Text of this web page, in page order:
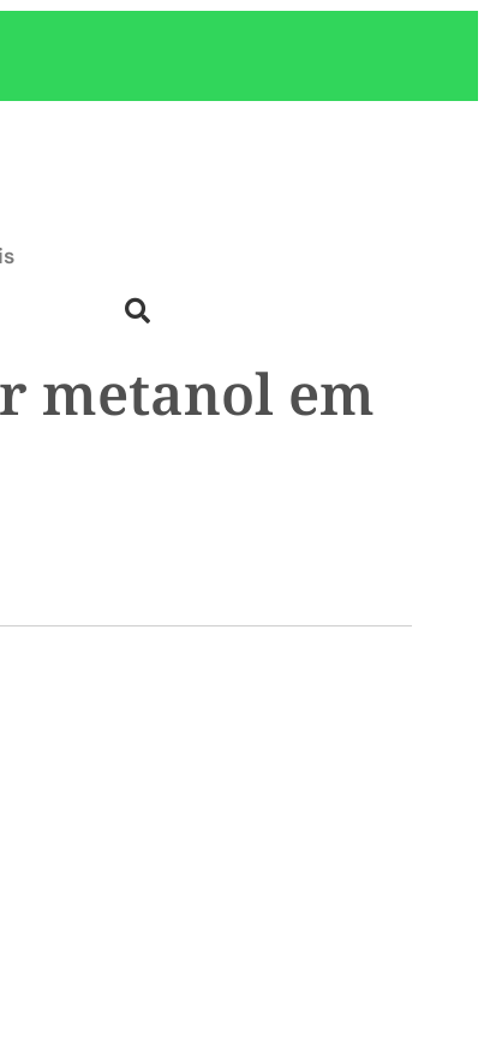
metanol em